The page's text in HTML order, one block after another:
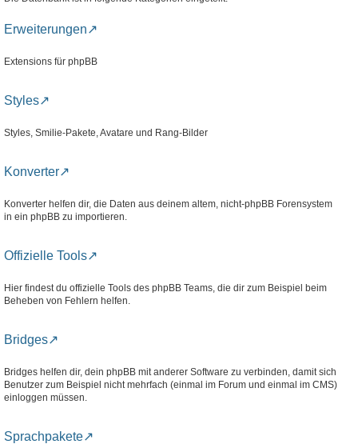
Erweiterungen
Extensions für phpBB
Styles
Styles, Smilie-Pakete, Avatare und Rang-Bilder
Konverter
Konverter helfen dir, die Daten aus deinem altem, nicht-phpBB Forensystem
in ein phpBB zu importieren.
Offizielle Tools
Hier findest du offizielle Tools des phpBB Teams, die dir zum Beispiel beim
Beheben von Fehlern helfen.
Bridges
Bridges helfen dir, dein phpBB mit anderer Software zu verbinden, damit sich
Benutzer zum Beispiel nicht mehrfach (einmal im Forum und einmal im CMS)
einloggen müssen.
Sprachpakete